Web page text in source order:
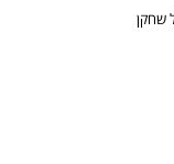
שחקן